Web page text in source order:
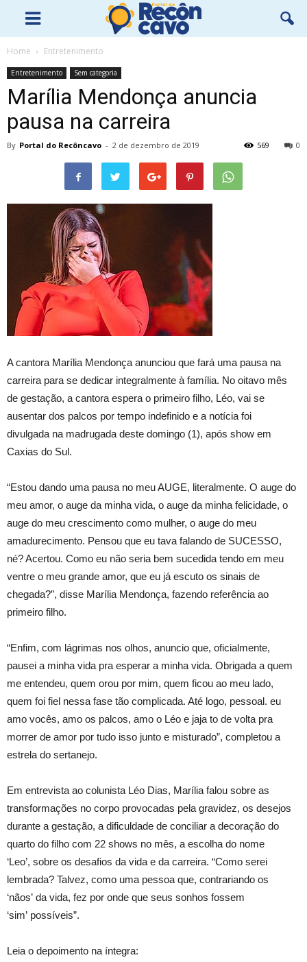
Home Entretenimento
Entretenimento Sem categoria
Marília Mendonça anuncia
pausa na carreira
By Portal do Recôncavo - 2 de dezembro de 2019 0
569
A cantora Marília Mendonça anunciou que fará uma pausa na
carreira para se dedicar integralmente à família. No oitavo mês
de gestação, a cantora espera o primeiro filho, Léo, vai se
ausentar dos palcos por tempo indefinido e a notícia foi
divulgada na madrugada deste domingo (1), após show em
Caxias do Sul.
“Estou dando uma pausa no meu AUGE, literalmente. O auge do
meu amor, o auge da minha vida, o auge da minha felicidade, o
auge do meu crescimento como mulher, o auge do meu
amadurecimento. Pensou que eu tava falando de SUCESSO,
né? Acertou. Como eu não seria bem sucedida tendo em meu
ventre o meu grande amor, que eu já escuto os sinais de
chegada?”, disse Marília Mendonça, fazendo referência ao
primeiro filho.
“Enfim, com lágrimas nos olhos, anuncio que, oficialmente,
pausei a minha vida pra esperar a minha vida. Obrigada a quem
me entendeu, quem orou por mim, quem ficou ao meu lado,
quem foi fiel nessa fase tão complicada. Até logo, pessoal. eu
amo vocês, amo os palcos, amo o Léo e jaja to de volta pra
morrer de amor por tudo isso junto e misturado”, completou a
estrela do sertanejo.
Em entrevista ao colunista Léo Dias, Marília falou sobre as
transformações no corpo provocadas pela gravidez, os desejos
durante a gestação, a dificuldade de conciliar a decoração do
quarto do filho com 22 shows no mês, a escolha do nome
‘Leo’, sobre os desafios da vida e da carreira. “Como serei
lembrada? Talvez, como uma pessoa que, contrariando os
‘nãos’ da vida, fez por onde que seus sonhos fossem
‘sim’ possíveis”.
Leia o depoimento na íntegra: